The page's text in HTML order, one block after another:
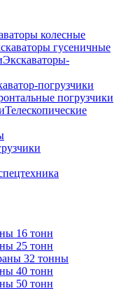
колесные
гусеничные
Экскаваторы-
погрузчики
погрузчики
Телескопические
16 тонн
25 тонн
32 тонны
40 тонн
50 тонн